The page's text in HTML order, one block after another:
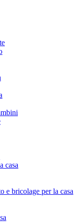
casa
e bricolage per la casa